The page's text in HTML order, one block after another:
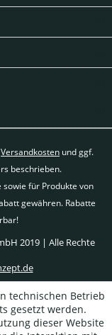
Versandkosten und ggf.
beschrieben.
für Produkte von
gewähren. Rabatte
2019 | Alle Rechte
technischen Betrieb
gesetzt werden.
dieser Website